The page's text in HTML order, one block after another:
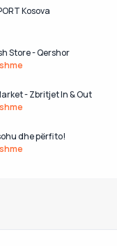
Kosova
Store - Qershor
- Zbritjet In & Out
dhe përfito!